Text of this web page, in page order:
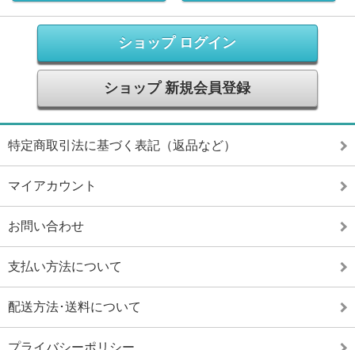
ショップ ログイン
ショップ 新規会員登録
特定商取引法に基づく表記（返品など）
マイアカウント
お問い合わせ
支払い方法について
配送方法･送料について
プライバシーポリシー